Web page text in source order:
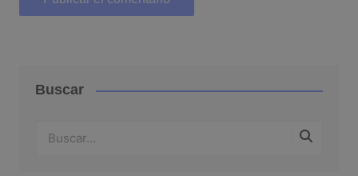
Buscar